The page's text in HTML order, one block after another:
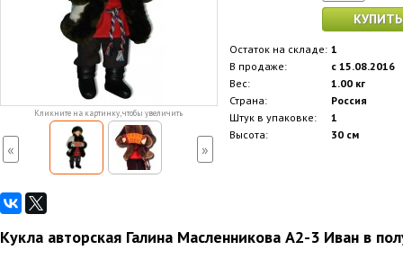
Кликните на картинку, чтобы увеличить
« »
Остаток на складе: 1
В продаже:
с 15.08.2016
Вес:
1.00 кг
Страна:
Россия
Штук в упаковке:
1
Высота:
30 см
Кукла авторская Галина Масленникова А2-3 Иван в